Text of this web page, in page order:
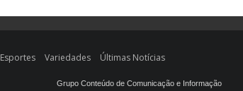
Esportes Variedades Últimas Notícias
Grupo Conteúdo de Comunicação e Informação